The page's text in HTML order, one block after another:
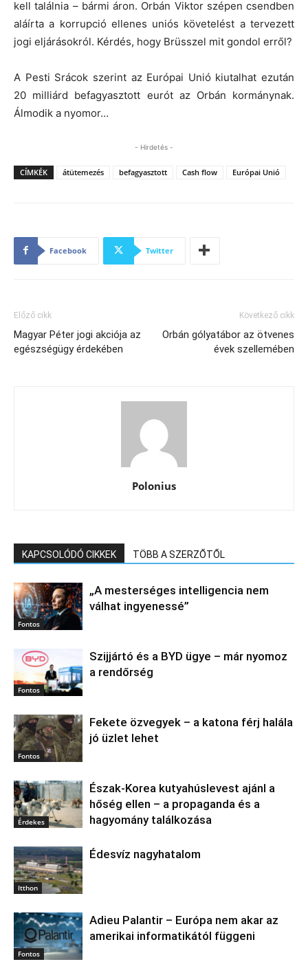
kell találnia – bármi áron. Orbán Viktor szépen csendben
aláírta a korrupció ellenes uniós követelést a tervezett
jogi eljárásokról. Kérdés, hogy Brüsszel mit gondol erről?
A Pesti Srácok szerint az Európai Unió kiutalhat ezután
20 milliárd befagyasztott eurót az Orbán kormánynak.
Álmodik a nyomor…
- Hirdetés -
CÍMKÉK átütemezés befagyasztott Cash flow Európai Unió
Facebook Twitter
Előző cikk
Magyar Péter jogi akciója az
egészségügy érdekében
Következő cikk
Orbán gólyatábor az ötvenes
évek szellemében
Polonius
KAPCSOLÓDÓ CIKKEK TÖBB A SZERZŐTŐL
Fontos
„A mesterséges intelligencia nem
válhat ingyenessé”
Fontos
Szijjártó és a BYD ügye – már nyomoz
a rendőrség
Fontos
Fekete özvegyek – a katona férj halála
jó üzlet lehet
Érdekes
Észak‑Korea kutyahúslevest ajánl a
hőség ellen – a propaganda és a
hagyomány találkozása
Itthon
Édesvíz nagyhatalom
Fontos
Adieu Palantir – Európa nem akar az
amerikai informatikától függeni